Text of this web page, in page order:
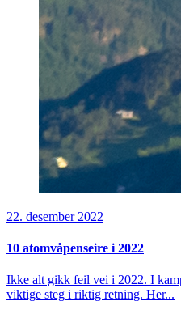
22. desember 2022
10 atomvåpenseire i 2022
Ikke alt gikk feil vei i 2022. I
viktige steg i riktig retning. Her...